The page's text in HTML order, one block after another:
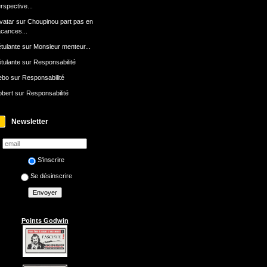
sur Choupinou part pas en
sur Monsieur menteur...
sur Responsabilité
sur Responsabilité
sur Responsabilité
Newsletter
S'inscrire
Se désinscrire
Points Godwin